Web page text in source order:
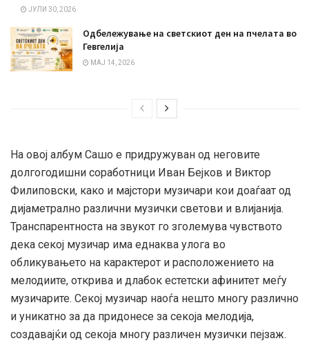
ЈУЛИ 30, 2026
Oдбележување на светскиот ден на пчелата во
Гевгелија
МАЈ 14, 2026
На овој албум Сашо е придружуван од неговите
долгогодишни соработници Иван Бејков и Виктор
Филиповски, како и мајстори музичари кои доаѓаат од
дијаметрално различни музички светови и влијанија.
Транспарентноста на звукот го зголемува чувството
дека секој музичар има еднаква улога во
обликувањето на карактерот и расположението на
мелодиите, открива и длабок естетски афинитет меѓу
музичарите. Секој музичар наоѓа нешто многу различно
и уникатно за да придонесе за секоја мелодија,
создавајќи од секоја многу различен музички пејзаж.